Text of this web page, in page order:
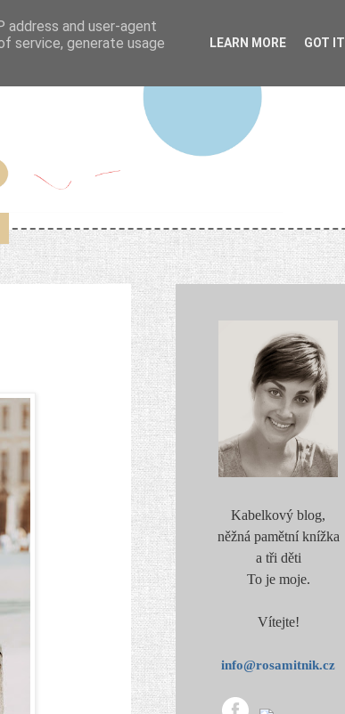
Kabelkový blog,
něžná pamětní knížka
a tři děti
To je moje.
Vítejte!
info@rosamitnik.cz
address and user-agent
service, generate usage
LEARN MORE GOT IT